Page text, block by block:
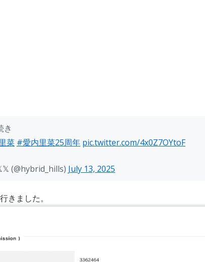
き
菜 #愛内里菜25周年 pic.twitter.com/4x0Z7OYtoF
(@hybrid_hills) July 13, 2025
きました。